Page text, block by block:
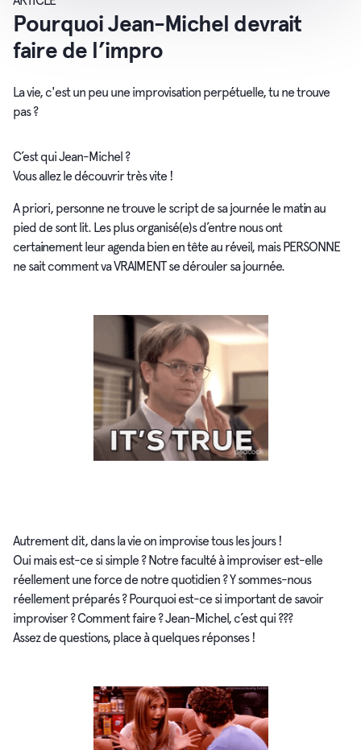
Pourquoi Jean-Michel devrait
faire de l’impro
La vie, c'est un peu une improvisation perpétuelle, tu ne trouve
pas ?
C’est qui Jean-Michel ?
Vous allez le découvrir très vite !
A priori, personne ne trouve le script de sa journée le matin au
pied de sont lit. Les plus organisé(e)s d’entre nous ont
certainement leur agenda bien en tête au réveil, mais PERSONNE
ne sait comment va VRAIMENT se dérouler sa journée.
Autrement dit, dans la vie on improvise tous les jours !
Oui mais est-ce si simple ? Notre faculté à improviser est-elle
réellement une force de notre quotidien ? Y sommes-nous
réellement préparés ? Pourquoi est-ce si important de savoir
improviser ? Comment faire ? Jean-Michel, c’est qui ???
Assez de questions, place à quelques réponses !